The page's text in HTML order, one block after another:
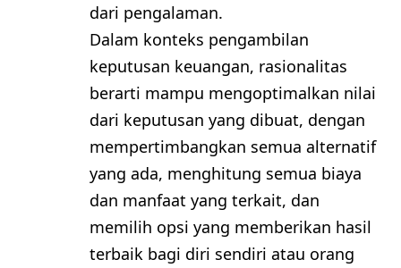
dari pengalaman.
Dalam konteks pengambilan
keputusan keuangan, rasionalitas
berarti mampu mengoptimalkan nilai
dari keputusan yang dibuat, dengan
mempertimbangkan semua alternatif
yang ada, menghitung semua biaya
dan manfaat yang terkait, dan
memilih opsi yang memberikan hasil
terbaik bagi diri sendiri atau orang